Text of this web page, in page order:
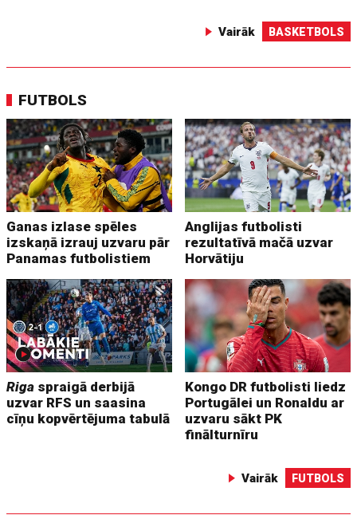
Vairāk BASKETBOLS
FUTBOLS
Ganas izlase spēles
izskaņā izrauj uzvaru pār
Panamas futbolistiem
Anglijas futbolisti
rezultatīvā mačā uzvar
Horvātiju
Riga spraigā derbijā
uzvar RFS un saasina
cīņu kopvērtējuma tabulā
Kongo DR futbolisti liedz
Portugālei un Ronaldu ar
uzvaru sākt PK
finālturnīru
Vairāk FUTBOLS